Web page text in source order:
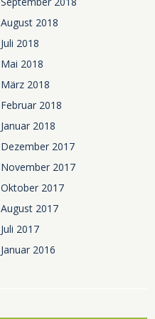
August 2018
Juli 2018
Mai 2018
März 2018
Februar 2018
Januar 2018
Dezember 2017
November 2017
Oktober 2017
August 2017
Juli 2017
Januar 2016